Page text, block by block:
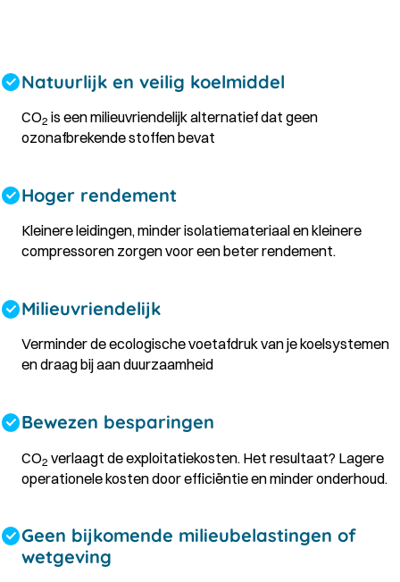
Natuurlijk en veilig koelmiddel
CO2 is een milieuvriendelijk alternatief dat geen
ozonafbrekende stoffen bevat
Hoger rendement
Kleinere leidingen, minder isolatiemateriaal en kleinere
compressoren zorgen voor een beter rendement.
Milieuvriendelijk
Verminder de ecologische voetafdruk van je koelsystemen
en draag bij aan duurzaamheid
Bewezen besparingen
CO2 verlaagt de exploitatiekosten. Het resultaat? Lagere
operationele kosten door efficiëntie en minder onderhoud.
Geen bijkomende milieubelastingen of
wetgeving